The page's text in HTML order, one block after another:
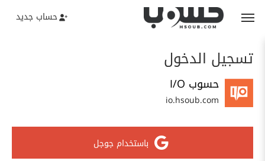
حساب جديد
تسجيل الدخول
حسوب I/O
io.hsoub.com
باستخدام جوجل